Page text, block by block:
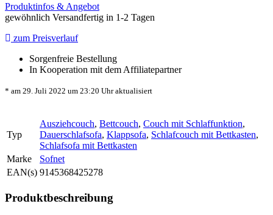
Produktinfos & Angebot
gewöhnlich Versandfertig in 1-2 Tagen
zum Preisverlauf
Sorgenfreie Bestellung
In Kooperation mit dem Affiliatepartner
* am 29. Juli 2022 um 23:20 Uhr aktualisiert
Typ
Ausziehcouch, Bettcouch, Couch mit Schlaffunktion,
Dauerschlafsofa, Klappsofa, Schlafcouch mit Bettkasten,
Schlafsofa mit Bettkasten
Marke
Sofnet
EAN(s) 9145368425278
Produktbeschreibung